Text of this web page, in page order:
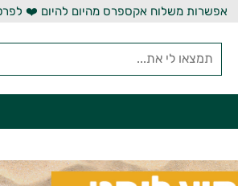
אפשרות משלוח אקספרס מהיום להיום ❤️